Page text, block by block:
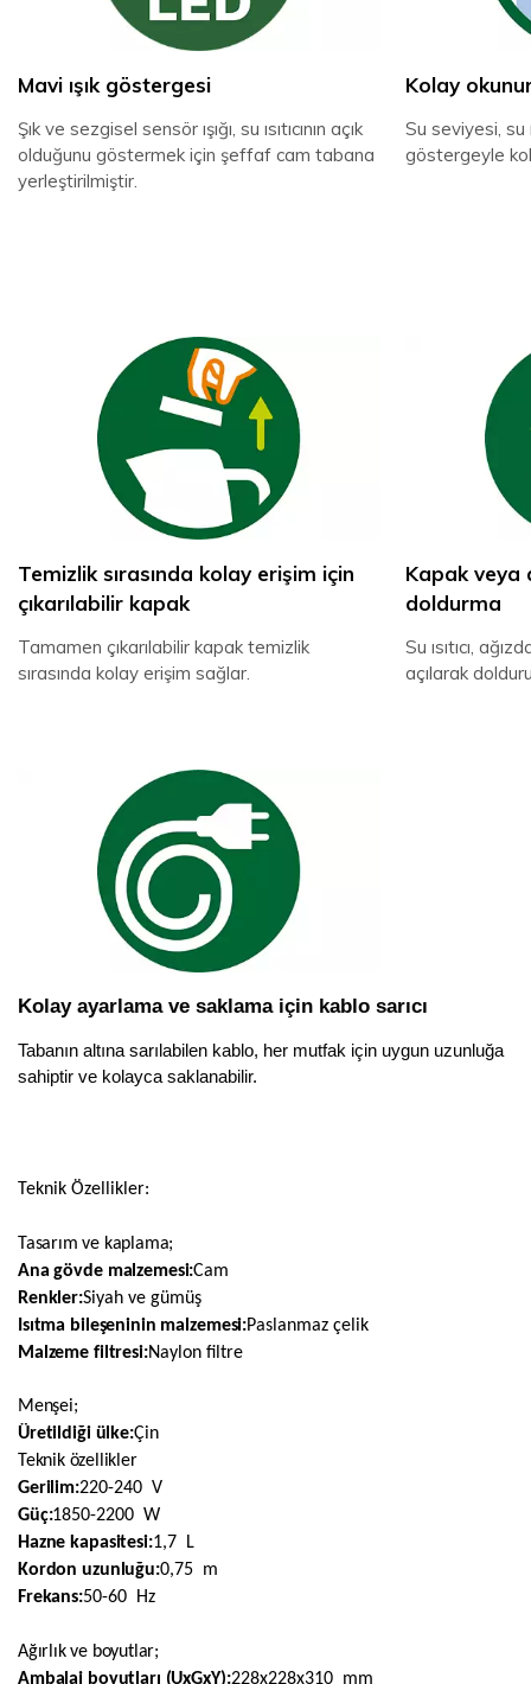
Mavi ışık göstergesi
Şık ve sezgisel sensör ışığı, su ısıtıcının açık
olduğunu göstermek için şeffaf cam tabana
yerleştirilmiştir.
Kolay
Su seviyesi, su
göstergeyle
Temizlik sırasında kolay erişim için
çıkarılabilir kapak
Tamamen çıkarılabilir kapak temizlik
sırasında kolay erişim sağlar.
Kapak veya
doldurma
Su ısıtıcı,
açılarak
Kolay ayarlama ve saklama için kablo sarıcı
Tabanın altına sarılabilen kablo, her mutfak için uygun uzunluğa
sahiptir ve kolayca saklanabilir.
Teknik Özellikler:
Tasarım ve kaplama;
Ana gövde malzemesi:Cam
Renkler:Siyah ve gümüş
Isıtma bileşeninin malzemesi:Paslanmaz çelik
Malzeme filtresi:Naylon filtre
Menşei;
Üretildiği ülke:Çin
Teknik özellikler
Gerilim:220-240 V
Güç:1850-2200 W
Hazne kapasitesi:1,7 L
Kordon uzunluğu:0,75 m
Frekans:50-60 Hz
Ağırlık ve boyutlar;
Ambalaj boyutları (UxGxY):228x228x310 mm